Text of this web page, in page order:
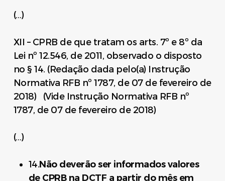
(…)
XII – CPRB de que tratam os arts. 7º e 8º da
Lei nº 12.546, de 2011, observado o disposto
no § 14. (Redação dada pelo(a) Instrução
Normativa RFB nº 1787, de 07 de fevereiro de
2018) (Vide Instrução Normativa RFB nº
1787, de 07 de fevereiro de 2018)
(…)
14.Não deverão ser informados valores
de CPRB na DCTF a partir do mês em